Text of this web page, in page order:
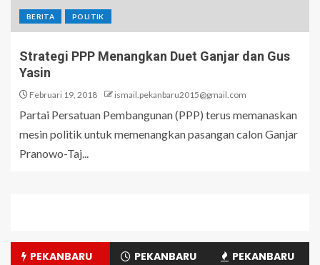
BERITA POLITIK
Strategi PPP Menangkan Duet Ganjar dan Gus
Yasin
Februari 19, 2018 ismail.pekanbaru2015@gmail.com
Partai Persatuan Pembangunan (PPP) terus memanaskan
mesin politik untuk memenangkan pasangan calon Ganjar
Pranowo-Taj...
PEKANBARU PEKANBARU PEKANBARU